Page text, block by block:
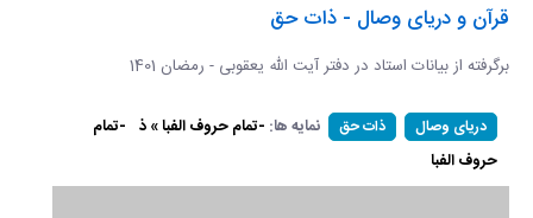
قرآن و دریای وصال - ذات حق
برگرفته از بیانات استاد در دفتر آیت الله یعقوبی - رمضان 1401
دریای وصال ذات حق نمایه ها: -تمام حروف الفبا » ذ -تمام
حروف الفبا